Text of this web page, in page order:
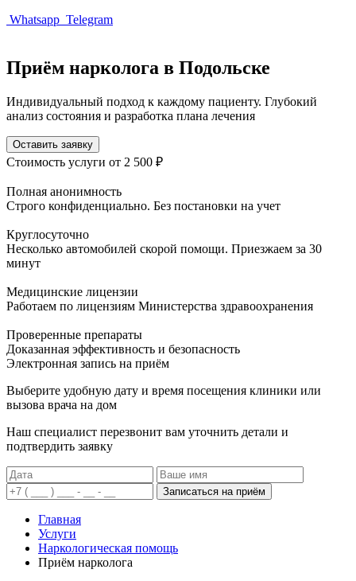
Whatsapp Telegram
Приём нарколога в Подольске
Индивидуальный подход к каждому пациенту. Глубокий
анализ состояния и разработка плана лечения
Оставить заявку
Стоимость услуги от 2 500 ₽
Полная анонимность
Строго конфиденциально. Без постановки на учет
Круглосуточно
Несколько автомобилей скорой помощи. Приезжаем за 30
минут
Медицинские лицензии
Работаем по лицензиям Министерства здравоохранения
Проверенные препараты
Доказанная эффективность и безопасность
Электронная запись на приём
Выберите удобную дату и время посещения клиники или
вызова врача на дом
Наш специалист перезвонит вам уточнить детали и
подтвердить заявку
Записаться на приём
Главная
Услуги
Наркологическая помощь
Приём нарколога